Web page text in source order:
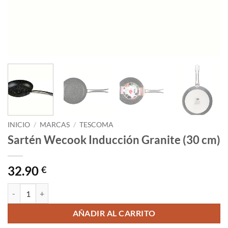
INICIO / MARCAS / TESCOMA
Sartén Wecook Inducción Granite (30 cm)
32.90 €
AÑADIR AL CARRITO